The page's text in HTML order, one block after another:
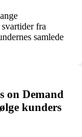
fra
samlede
on Demand
kunders